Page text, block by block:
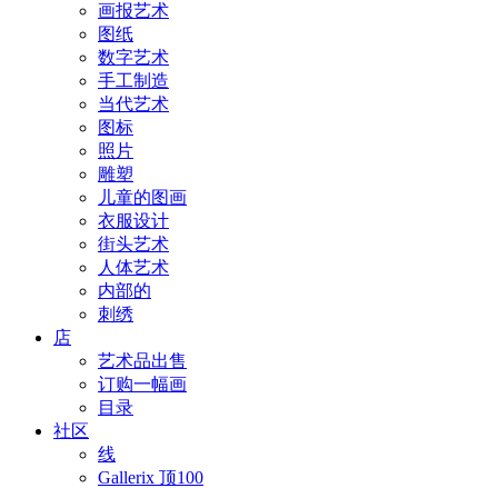
画报艺术
图纸
数字艺术
手工制造
当代艺术
图标
照片
雕塑
儿童的图画
衣服设计
街头艺术
人体艺术
内部的
刺绣
店
艺术品出售
订购一幅画
目录
社区
线
Gallerix 顶100